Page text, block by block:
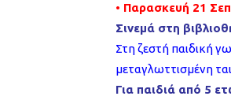
• Παρασκευή 21
Σινεμά στη
Στη ζεστή παιδική
μεταγλωττισμένη
Για παιδιά από 5